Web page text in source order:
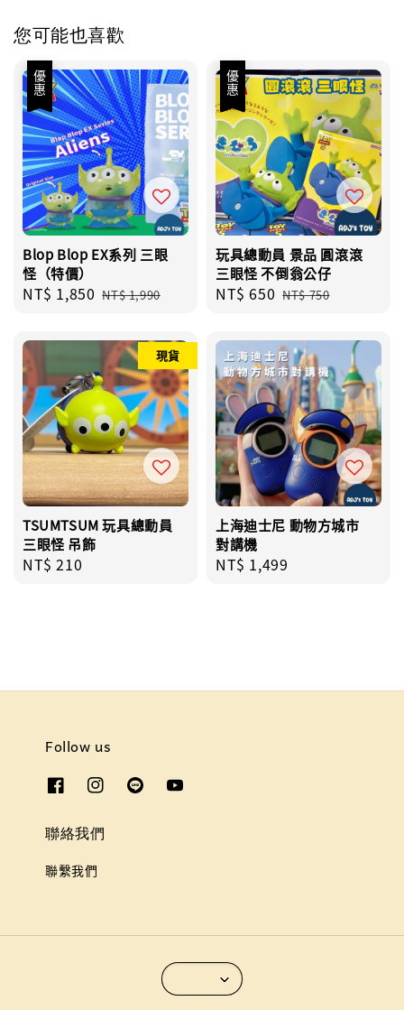
您可能也喜歡
優惠
Blop Blop EX系列 三眼
怪（特價）
Sale
NT$ 1,850 Regular
NT$ 1,990
優惠
玩具總動員 景品 圓滾滾
三眼怪 不倒翁公仔
Sale
NT$ 650 Regular
NT$ 750
現貨
TSUMTSUM 玩具總動員
三眼怪 吊飾
Regular
NT$ 210
上海迪士尼 動物方城市
對講機
Regular
NT$ 1,499
Follow us
聯絡我們
聯繫我們